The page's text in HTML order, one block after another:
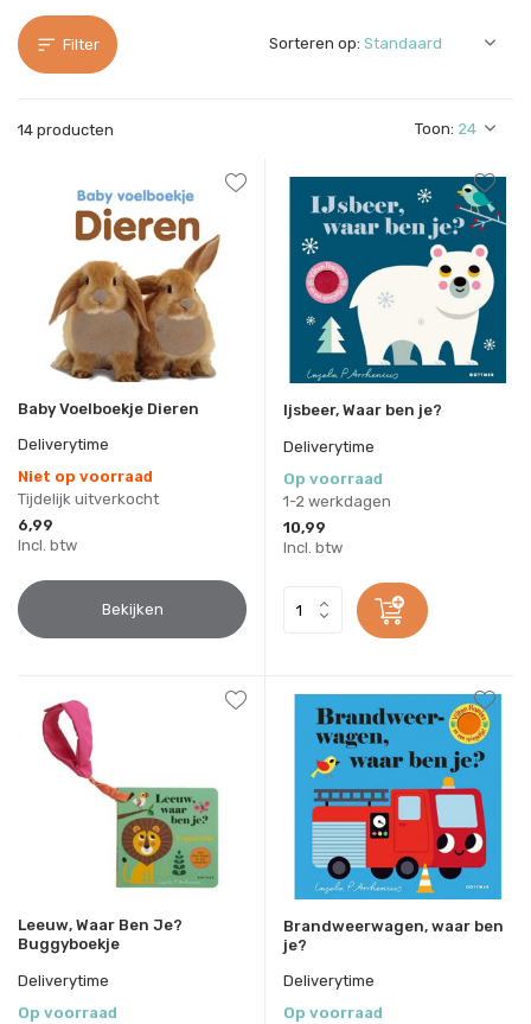
Filter
14 producten Toon:
Sorteren op:
Baby Voelboekje Dieren
Deliverytime
Niet op voorraad
Tijdelijk uitverkocht
6,99
Incl. btw
Bekijken
Ijsbeer, Waar ben je?
Deliverytime
Op voorraad
1-2 werkdagen
10,99
Incl. btw
Leeuw, Waar Ben Je?
Buggyboekje
Deliverytime
Op voorraad
Brandweerwagen, waar ben
je?
Deliverytime
Op voorraad